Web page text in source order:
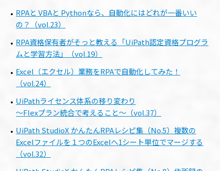
RPAと VBAと Pythonなら、自動化にはどれが一番いい
の？（vol.23）
RPA資格保有者がそっと教える「UiPath認定資格プログラ
ムと学習方法」（vol.19）
Excel（エクセル）業務をRPAで自動化してみた！
（vol.24）
UiPathライセンス体系の移り変わり
～Flexプラン統合で考えること～（vol.37）
UiPath StudioX かんたんRPAレシピ集（No.5）複数の
Excelファイルを１つのExcelへ1シート単位でマージする
（vol.32）